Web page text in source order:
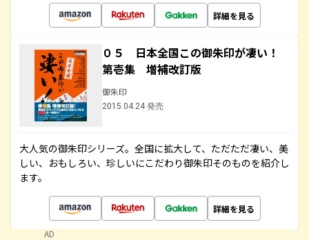
詳細を見る
０５ 日本全国この御朱印が凄い！
第壱集 増補改訂版
御朱印
2015.04.24 発売
大人気の御朱印シリーズ。全国に拡大して、ただただ凄い、美
しい、おもしろい、珍しいにこだわり御朱印そのものを紹介し
ます。
詳細を見る
AD